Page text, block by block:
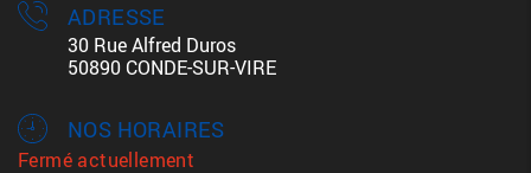
ADRESSE
30 Rue Alfred Duros
50890 CONDE-SUR-VIRE
NOS HORAIRES
Fermé actuellement